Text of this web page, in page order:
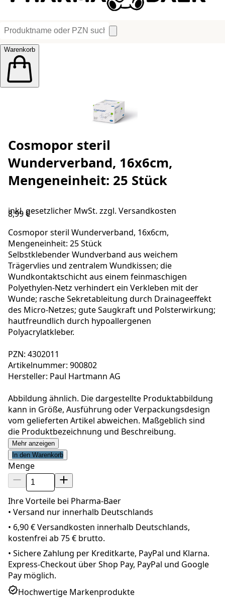
Warenkorb
Cosmopor steril
Wunderverband, 16x6cm,
Mengeneinheit: 25 Stück
inkl. gesetzlicher MwSt. zzgl. Versandkosten
8,99 €
Cosmopor steril Wunderverband, 16x6cm,
Mengeneinheit: 25 Stück
Selbstklebender Wundverband aus weichem
Trägervlies und zentralem Wundkissen; die
Wundkontaktschicht aus einem feinmaschigen
Polyethylen-Netz verhindert ein Verkleben mit der
Wunde; rasche Sekretableitung durch Drainageeffekt
des Micro-Netzes; gute Saugkraft und Polsterwirkung;
hautfreundlich durch hypoallergenen
Polyacrylatkleber.
PZN: 4302011
Artikelnummer: 900802
Hersteller: Paul Hartmann AG
Abbildung ähnlich. Die dargestellte Produktabbildung
kann in Größe, Ausführung oder Verpackungsdesign
vom gelieferten Artikel abweichen. Maßgeblich sind
die Produktbezeichnung und Beschreibung.
Mehr anzeigen
In den Warenkorb
Menge
Ihre Vorteile bei Pharma-Baer
• Versand nur innerhalb Deutschlands
• 6,90 € Versandkosten innerhalb Deutschlands,
kostenfrei ab 75 € brutto.
• Sichere Zahlung per Kreditkarte, PayPal und Klarna.
Express-Checkout über Shop Pay, PayPal und Google
Pay möglich.
Hochwertige Markenprodukte